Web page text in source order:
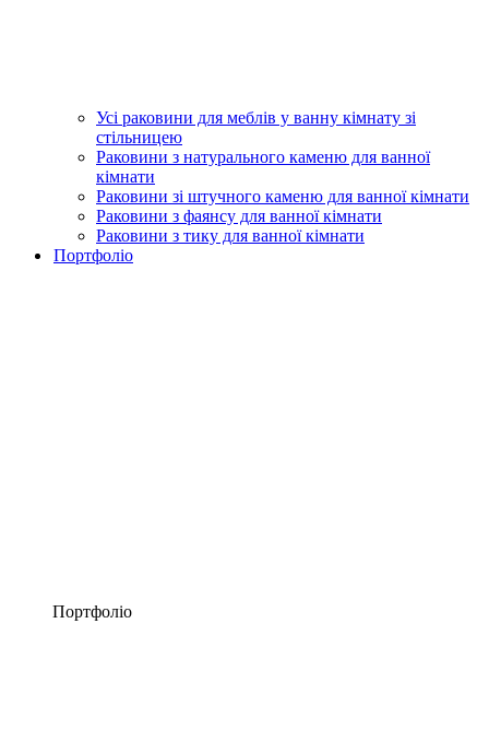
Усі раковини для меблів у ванну кімнату зі
стільницею
Раковини з натурального каменю для ванної
кімнати
Раковини зі штучного каменю для ванної кімнати
Раковини з фаянсу для ванної кімнати
Раковини з тику для ванної кімнати
Портфоліо
Портфоліо